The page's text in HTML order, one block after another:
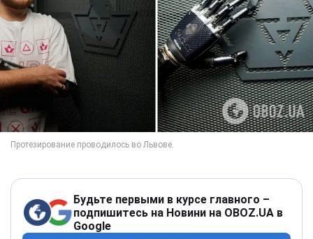
Будьте первыми в курсе главного –
подпишитесь на Новини на OBOZ.UA в
Google